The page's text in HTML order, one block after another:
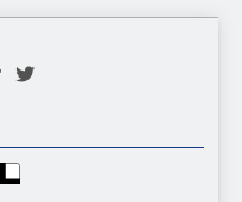
Random
Videojuego Favorito